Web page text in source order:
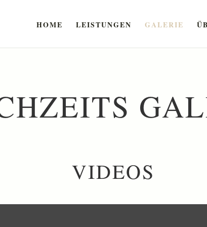
HOME LEISTUNGEN GALERIE
VIDEOS